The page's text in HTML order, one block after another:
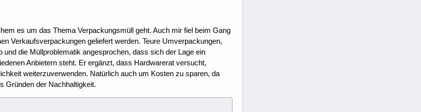
es um das Thema Verpackungsmüll geht. Auch mir fiel beim Gang
Verkaufsverpackungen geliefert werden. Teure Umverpackungen,
die Müllproblematik angesprochen, dass sich der Lage ein
Anbietern steht. Er ergänzt, dass Hardwarerat versucht,
weiterzuverwenden. Natürlich auch um Kosten zu sparen, da
Gründen der Nachhaltigkeit.